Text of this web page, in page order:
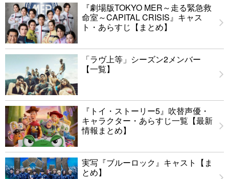
『劇場版TOKYO MER～走る緊急救
命室～CAPITAL CRISIS』キャス
ト・あらすじ【まとめ】
「ラヴ上等」シーズン2メンバー
【一覧】
『トイ・ストーリー5』吹替声優・
キャラクター・あらすじ一覧【最新
情報まとめ】
実写『ブルーロック』キャスト【ま
とめ】